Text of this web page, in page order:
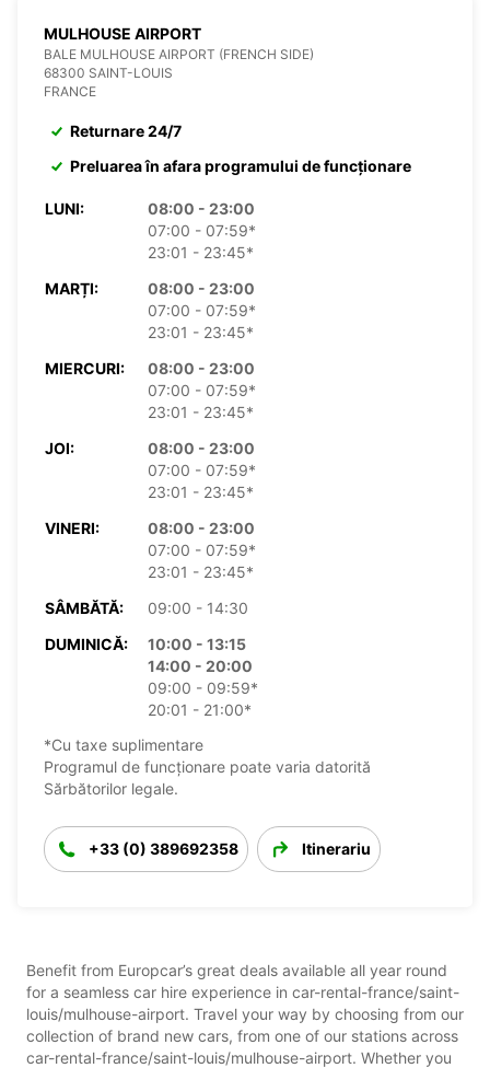
MULHOUSE AIRPORT
BALE MULHOUSE AIRPORT (FRENCH SIDE)
68300 SAINT-LOUIS
FRANCE
Returnare 24/7
Preluarea în afara programului de funcționare
LUNI:
08:00 - 23:00
07:00 - 07:59*
23:01 - 23:45*
MARȚI:
08:00 - 23:00
07:00 - 07:59*
23:01 - 23:45*
MIERCURI:
08:00 - 23:00
07:00 - 07:59*
23:01 - 23:45*
JOI:
08:00 - 23:00
07:00 - 07:59*
23:01 - 23:45*
VINERI:
08:00 - 23:00
07:00 - 07:59*
23:01 - 23:45*
SÂMBĂTĂ:
09:00 - 14:30
DUMINICĂ:
10:00 - 13:15
14:00 - 20:00
09:00 - 09:59*
20:01 - 21:00*
*Cu taxe suplimentare
Programul de funcționare poate varia datorită
Sărbătorilor legale.
+33 (0) 389692358 Itinerariu
Benefit from Europcar’s great deals available all year round
for a seamless car hire experience in car-rental-france/saint-
louis/mulhouse-airport. Travel your way by choosing from our
collection of brand new cars, from one of our stations across
car-rental-france/saint-louis/mulhouse-airport. Whether you